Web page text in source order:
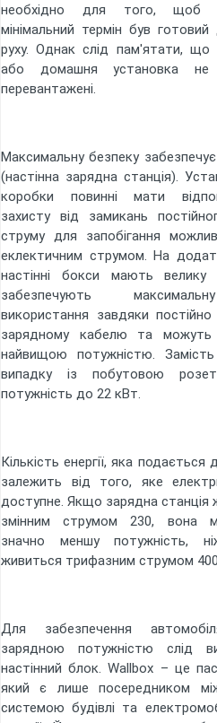
необхідно для того, щоб
мінімальний термін був
руху. Однак слід пам'ятати, що
або домашня установка не
перевантажені.
Максимальну безпеку
(настінна зарядна станція).
коробки повинні мати
захисту від замикань
струму для запобігання
еклектичним струмом. На
настінні бокси мають велику
забезпечують
використання завдяки
зарядному кабелю та
найвищою потужністю.
випадку із побутовою
потужність до 22 кВт.
Кількість енергії, яка
залежить від того, яке
доступне. Якщо зарядна станція
змінним струмом 230, вона
значно меншу потужність,
живиться трифазним струмом
Для забезпечення
зарядною потужністю слід
настінний блок. Wallbox – це
який є лише посередником
системою будівлі та